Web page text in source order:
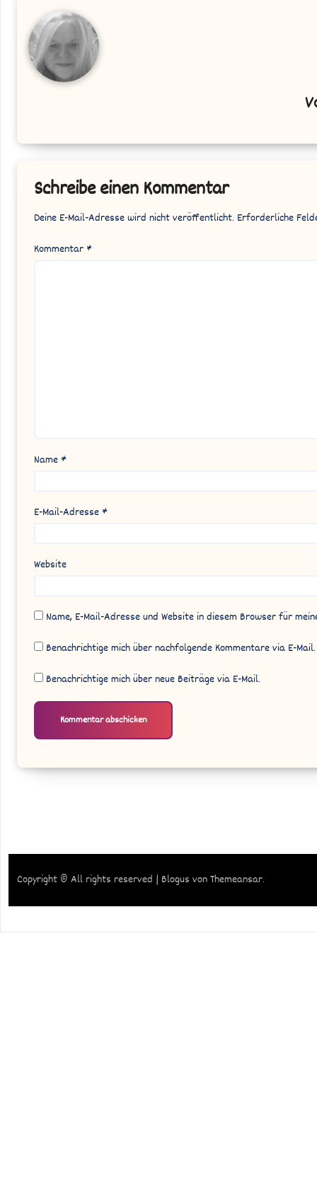
Schreibe einen Kommentar
Deine E-Mail-Adresse wird nicht veröffentlicht. Erforderliche
Kommentar *
Name *
E-Mail-Adresse *
Website
Name, E-Mail-Adresse und Website in diesem Browser für
Benachrichtige mich über nachfolgende Kommentare via E-Mail.
Benachrichtige mich über neue Beiträge via E-Mail.
Copyright © All rights reserved | Blogus vonThemeansar.